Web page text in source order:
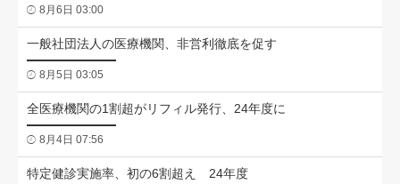
8月6日 03:00
一般社団法人の医療機関、非営利徹底を促す
8月5日 03:05
全医療機関の1割超がリフィル発行、24年度に
8月4日 07:56
特定健診実施率、初の6割超え 24年度